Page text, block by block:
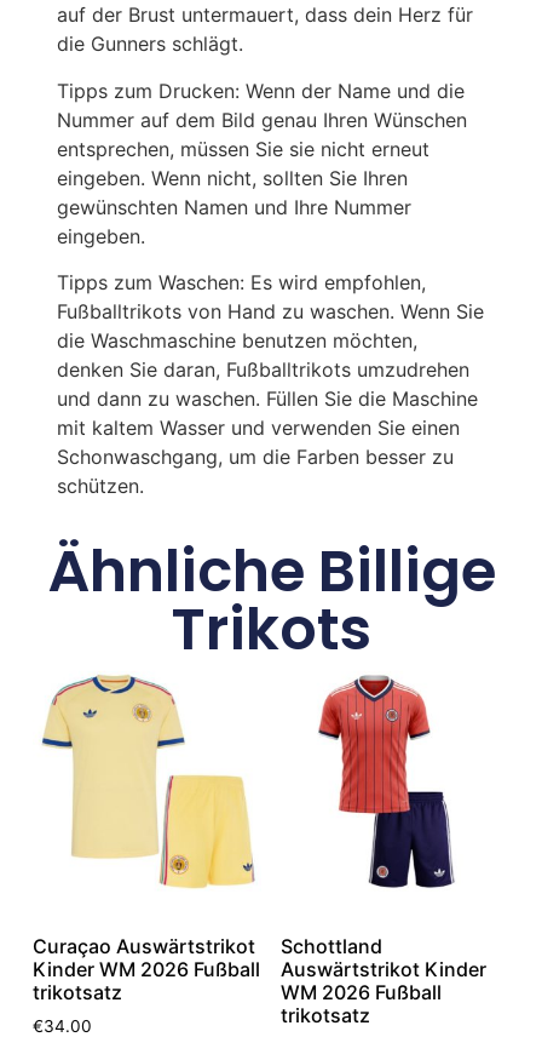
auf der Brust untermauert, dass dein Herz für
die Gunners schlägt.
Tipps zum Drucken: Wenn der Name und die
Nummer auf dem Bild genau Ihren Wünschen
entsprechen, müssen Sie sie nicht erneut
eingeben. Wenn nicht, sollten Sie Ihren
gewünschten Namen und Ihre Nummer
eingeben.
Tipps zum Waschen: Es wird empfohlen,
Fußballtrikots von Hand zu waschen. Wenn Sie
die Waschmaschine benutzen möchten,
denken Sie daran, Fußballtrikots umzudrehen
und dann zu waschen. Füllen Sie die Maschine
mit kaltem Wasser und verwenden Sie einen
Schonwaschgang, um die Farben besser zu
schützen.
Ähnliche Billige
Trikots
Curaçao Auswärtstrikot
Kinder WM 2026 Fußball
trikotsatz
€34.00
Schottland
Auswärtstrikot Kinder
WM 2026 Fußball
trikotsatz